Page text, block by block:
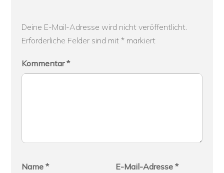
Deine E-Mail-Adresse wird nicht veröffentlicht.
Erforderliche Felder sind mit *markiert
Kommentar*
Name * E-Mail-Adresse*